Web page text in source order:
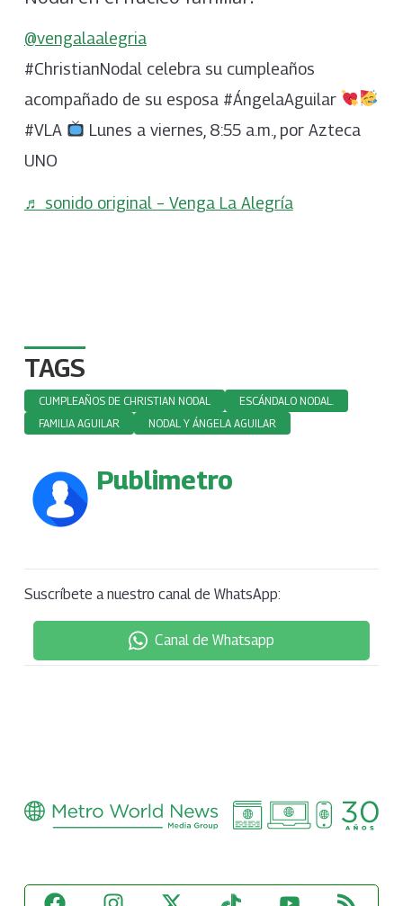
@vengalaalegria
#ChristianNodal celebra su cumpleaños
acompañado de su esposa #ÁngelaAguilar
#VLA
Lunes a viernes, 8:55 a.m., por Azteca
UNO
♬ sonido original – Venga La Alegría
TAGS
CUMPLEAÑOS DE CHRISTIAN NODAL
ESCÁNDALO NODAL.
FAMILIA AGUILAR
NODAL Y ÁNGELA AGUILAR
Publimetro
Suscríbete a nuestro canal de WhatsApp:
Canal de Whatsapp